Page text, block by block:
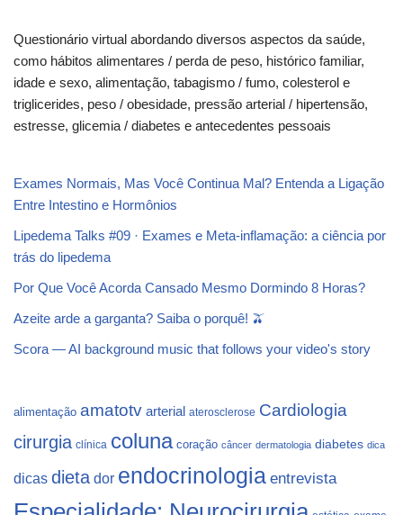
Questionário virtual abordando diversos aspectos da saúde,
como hábitos alimentares / perda de peso, histórico familiar,
idade e sexo, alimentação, tabagismo / fumo, colesterol e
triglicerides, peso / obesidade, pressão arterial / hipertensão,
estresse, glicemia / diabetes e antecedentes pessoais
Exames Normais, Mas Você Continua Mal? Entenda a Ligação
Entre Intestino e Hormônios
Lipedema Talks #09 · Exames e Meta-inflamação: a ciência por
trás do lipedema
Por Que Você Acorda Cansado Mesmo Dormindo 8 Horas?
Azeite arde a garganta? Saiba o porquê! 🫒
Scora — AI background music that follows your video's story
alimentação amatotv arterial aterosclerose Cardiologia
cirurgia clínica coluna coração câncer dermatologia diabetes dica
dicas dieta dor endocrinologia entrevista